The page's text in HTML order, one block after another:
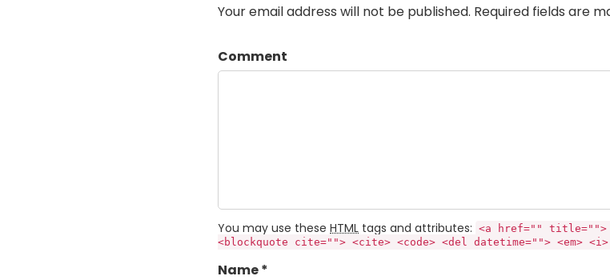
Your email address will not be published. Required fields are
Comment
You may use these HTML tags and attributes: <a href="" title="">
<blockquote cite=""> <cite> <code> <del datetime=""> <em>
Name *